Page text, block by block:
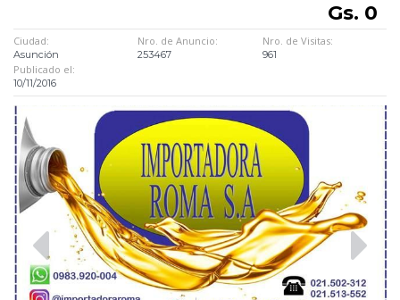
Gs. 0
Ciudad:
Asunción
Nro. de Anuncio:
253467
Nro. de Visitas:
961
Publicado el:
10/11/2016